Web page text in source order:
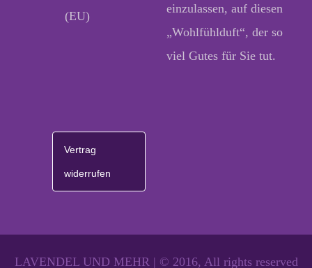
(EU)
einzulassen, auf diesen
„Wohlfühlduft“, der so
viel Gutes für Sie tut.
Vertrag
widerrufen
LAVENDEL UND MEHR | © 2016, All rights reserved